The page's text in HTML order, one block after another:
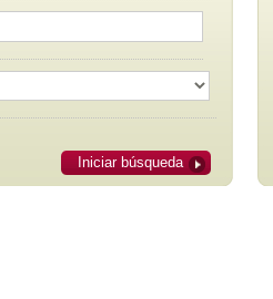
Iniciar búsqueda